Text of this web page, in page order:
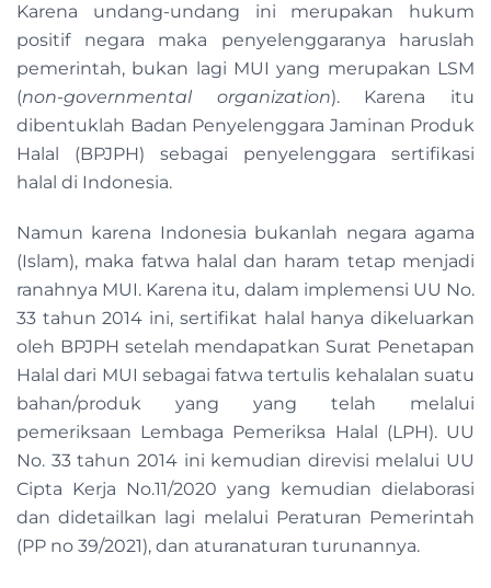
Karena undang-undang ini merupakan hukum
positif negara maka penyelenggaranya haruslah
pemerintah, bukan lagi MUI yang merupakan LSM
(non-governmental organization). Karena itu
dibentuklah Badan Penyelenggara Jaminan Produk
Halal (BPJPH) sebagai penyelenggara sertifikasi
halal di Indonesia.
Namun karena Indonesia bukanlah negara agama
(Islam), maka fatwa halal dan haram tetap menjadi
ranahnya MUI. Karena itu, dalam implemensi UU No.
33 tahun 2014 ini, sertifikat halal hanya dikeluarkan
oleh BPJPH setelah mendapatkan Surat Penetapan
Halal dari MUI sebagai fatwa tertulis kehalalan suatu
bahan/produk yang yang telah melalui
pemeriksaan Lembaga Pemeriksa Halal (LPH). UU
No. 33 tahun 2014 ini kemudian direvisi melalui UU
Cipta Kerja No.11/2020 yang kemudian dielaborasi
dan didetailkan lagi melalui Peraturan Pemerintah
(PP no 39/2021), dan aturanaturan turunannya.